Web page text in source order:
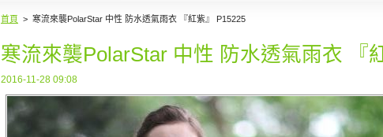
首頁 > 寒流來襲PolarStar 中性 防水透氣雨衣 『紅紫』 P15225
寒流來襲PolarStar 中性 防水透氣雨衣 『
2016-11-28 09:08